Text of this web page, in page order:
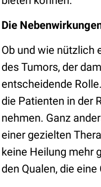
Die
Ob und wie nützlich
des Tumors, der
entscheidende
die Patienten in der
nehmen. Ganz
einer gezielten
keine Heilung mehr
den Qualen, die